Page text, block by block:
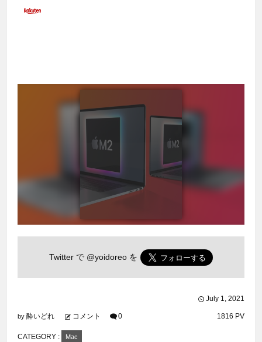
Twitter で @yoidoreo を
July 1 2021
by 酔いどれ コメント 0 1816 PV
CATEGORY : Mac